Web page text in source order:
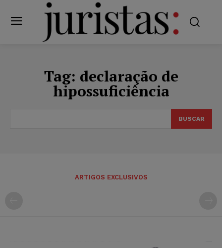
Tag: declaração de
hipossuficiência
BUSCAR
ARTIGOS EXCLUSIVOS